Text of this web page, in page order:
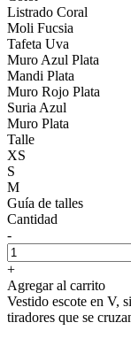
Listrado Coral
Moli Fucsia
Tafeta Uva
Muro Azul Plata
Mandi Plata
Muro Rojo Plata
Suria Azul
Muro Plata
Talle
XS
S
M
Guía de talles
Cantidad
-
+
Agregar al carrito
Vestido escote en V,
tiradores que se